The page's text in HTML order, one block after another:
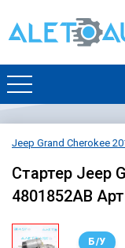
Jeep Grand Cherokee
Стартер Jeep
4801852AB
Б/У